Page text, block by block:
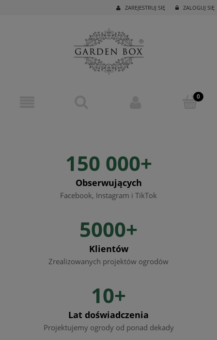
ZAREJESTRUJ SIĘ ZALOGUJ SIĘ
150 000+
Obserwujących
Facebook, Instagram i TikTok
5000+
Klientów
Zrealizowanych projektów ogrodów
10+
Lat doświadczenia
Projektujemy ogrody od ponad dekady